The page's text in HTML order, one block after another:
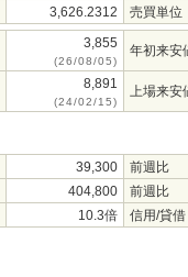
3,626.2312 売買単位
3,855
(26/08/05)
年初来安
8,891
(24/02/15)
上場来安
39,300
前週比
404,800
前週比
10.3倍 信用/貸借